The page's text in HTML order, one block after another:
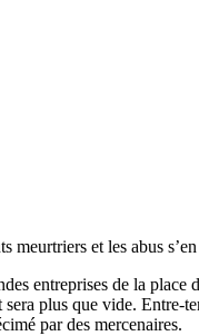
et les abus
entreprises de la
plus que vide.
par des mercenaires.